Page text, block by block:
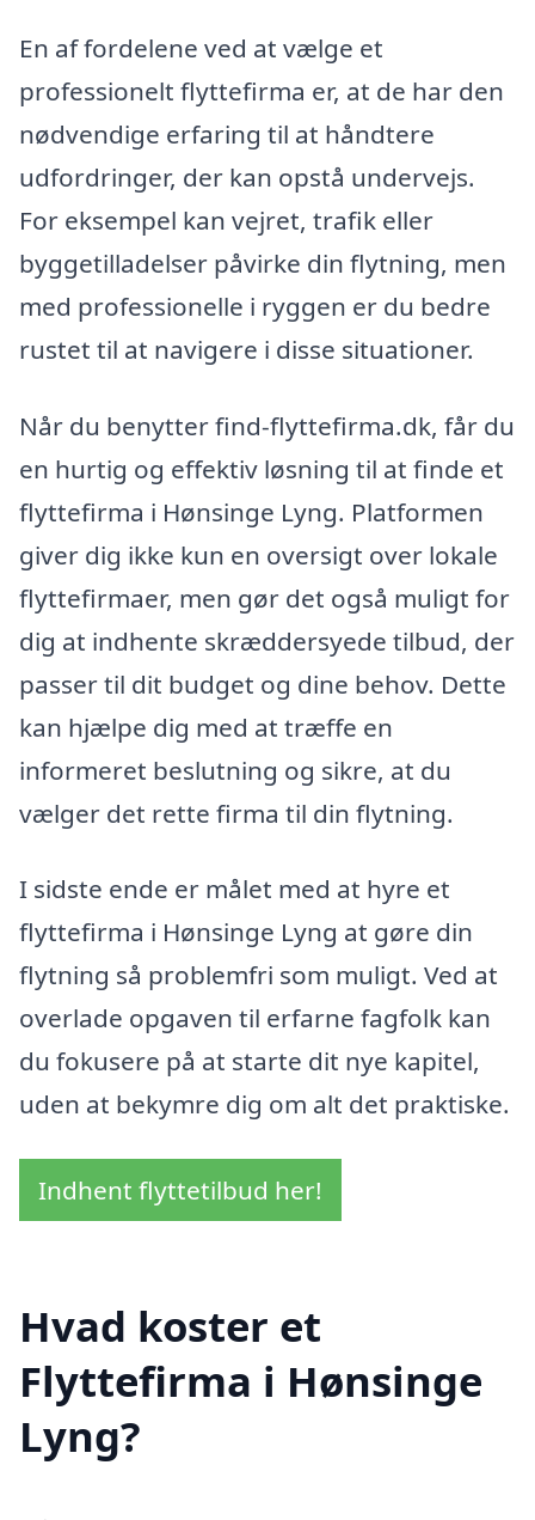
En af fordelene ved at vælge et
professionelt flyttefirma er, at de har den
nødvendige erfaring til at håndtere
udfordringer, der kan opstå undervejs.
For eksempel kan vejret, trafik eller
byggetilladelser påvirke din flytning, men
med professionelle i ryggen er du bedre
rustet til at navigere i disse situationer.
Når du benytter find-flyttefirma.dk, får du
en hurtig og effektiv løsning til at finde et
flyttefirma i Hønsinge Lyng. Platformen
giver dig ikke kun en oversigt over lokale
flyttefirmaer, men gør det også muligt for
dig at indhente skræddersyede tilbud, der
passer til dit budget og dine behov. Dette
kan hjælpe dig med at træffe en
informeret beslutning og sikre, at du
vælger det rette firma til din flytning.
I sidste ende er målet med at hyre et
flyttefirma i Hønsinge Lyng at gøre din
flytning så problemfri som muligt. Ved at
overlade opgaven til erfarne fagfolk kan
du fokusere på at starte dit nye kapitel,
uden at bekymre dig om alt det praktiske.
Indhent flyttetilbud her!
Hvad koster et
Flyttefirma i Hønsinge
Lyng?